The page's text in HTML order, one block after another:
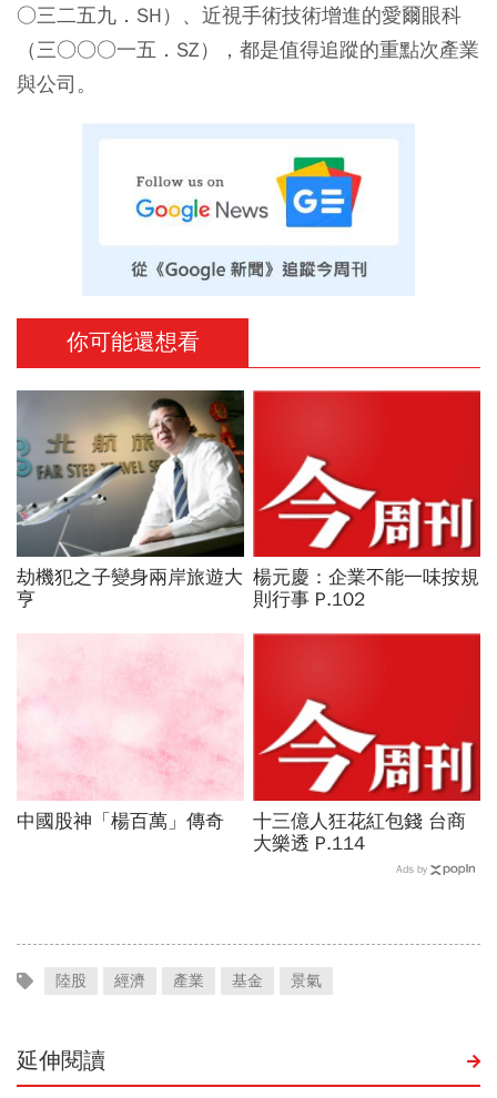
○三二五九．SH）、近視手術技術增進的愛爾眼科
（三○○○一五．SZ），都是值得追蹤的重點次產業
與公司。
你可能還想看
劫機犯之子變身兩岸旅遊大
亨
楊元慶：企業不能一味按規
則行事 P.102
中國股神「楊百萬」傳奇
十三億人狂花紅包錢 台商
大樂透 P.114
Ads by
陸股 經濟 產業 基金 景氣
延伸閱讀